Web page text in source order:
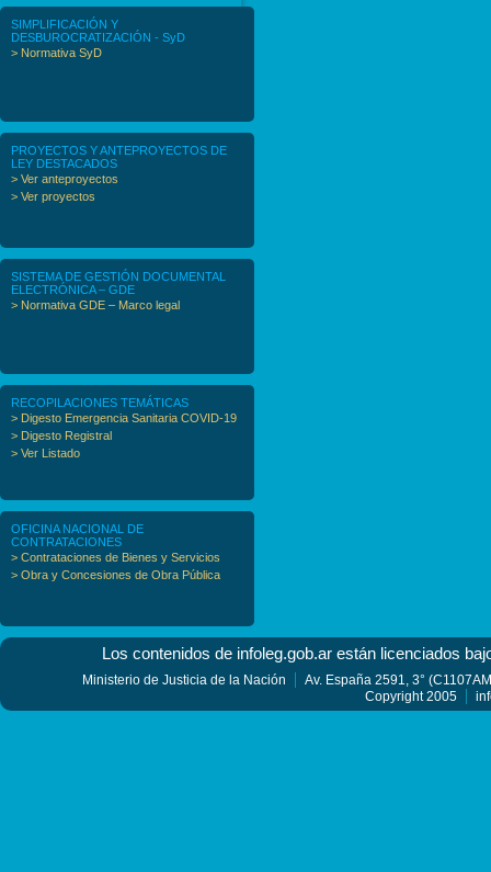
SIMPLIFICACIÓN Y
DESBUROCRATIZACIÓN - SyD
> Normativa SyD
PROYECTOS Y ANTEPROYECTOS DE
LEY DESTACADOS
> Ver anteproyectos
> Ver proyectos
SISTEMA DE GESTIÓN DOCUMENTAL
ELECTRÓNICA – GDE
> Normativa GDE – Marco legal
RECOPILACIONES TEMÁTICAS
> Digesto Emergencia Sanitaria COVID-19
> Digesto Registral
> Ver Listado
OFICINA NACIONAL DE
CONTRATACIONES
> Contrataciones de Bienes y Servicios
> Obra y Concesiones de Obra Pública
Los contenidos de infoleg.gob.ar están licenciados
Ministerio de Justicia de la Nación
Av. España 2591, 3°
Copyright 2005